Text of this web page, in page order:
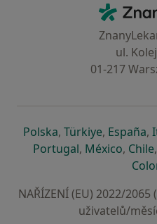
ul.
01-217
Polskase otevře v nové
, Türkiyese otevře
, España,
Portugalse otevře v
, Méxicose
, Chile,
NAŘÍZENÍ (EU) 2022/2065
uživatelů/